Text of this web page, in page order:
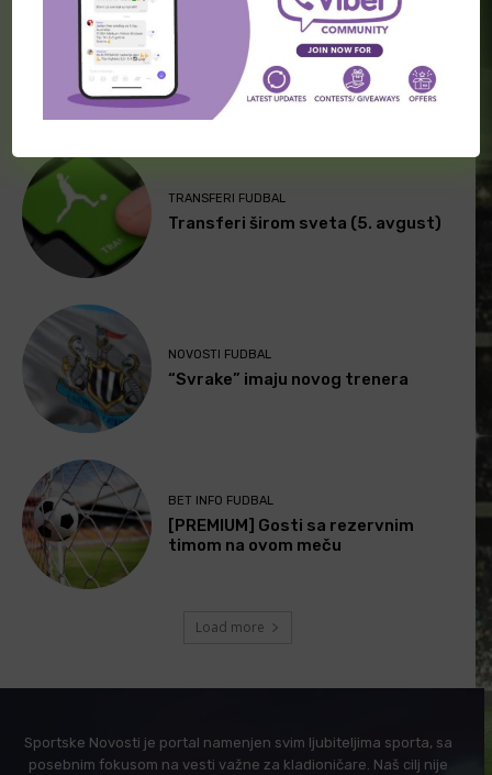
FUDBAL
[PREMIUM] Skandinavske lige 06.
TRANSFERI FUDBAL
Transferi širom sveta (5. avgust)
NOVOSTI FUDBAL
“Svrake” imaju novog trenera
BET INFO FUDBAL
[PREMIUM] Gosti sa rezervnim
timom na ovom meču
Load more
Sportske Novosti je portal namenjen svim ljubiteljima sporta, sa
posebnim fokusom na vesti važne za kladioničare. Naš cilj nije